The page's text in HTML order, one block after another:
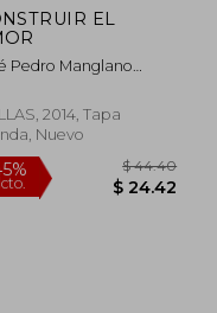
45%
dcto.
EL
Pedro Manglano
2014, Tapa
Nuevo